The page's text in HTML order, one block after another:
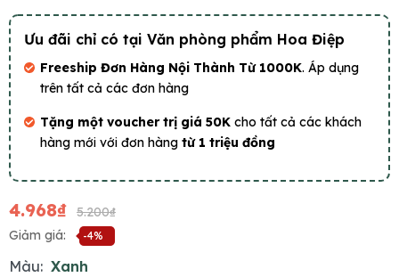
Ưu đãi chỉ có tại Văn phòng phẩm Hoa Điệp
Freeship Đơn Hàng Nội Thành Từ 1000K. Áp dụng
trên tất cả các đơn hàng
Tặng một voucher trị giá 50K cho tất cả các khách
hàng mới với đơn hàng từ 1 triệu đồng
4.968₫
5.200₫
Giảm giá:
-4%
Màu: Xanh